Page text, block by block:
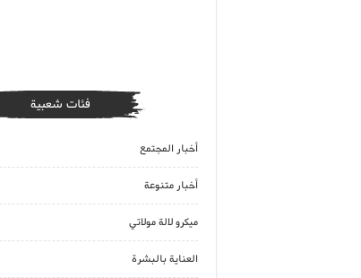
فئات شعبية
أخبار المجتمع
أخبار متنوعة
ميكرو لالة مولاتي
العناية بالبشرة